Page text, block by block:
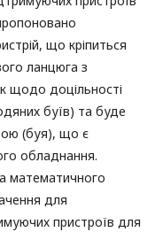
що кріпиться
ланцюга з
щодо доцільності
буїв) та буде
(буя), що є
обладнання.
математичного
для
пристроїв для